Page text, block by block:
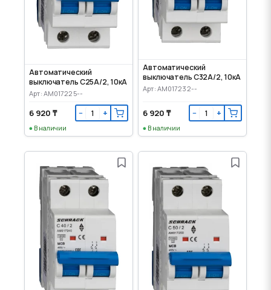
Автоматический
выключатель C25А/2, 10кА
Арт: AM017225--
6 920 ₸ − +
В наличии
Автоматический
выключатель C32А/2, 10кА
Арт: AM017232--
6 920 ₸ − +
В наличии